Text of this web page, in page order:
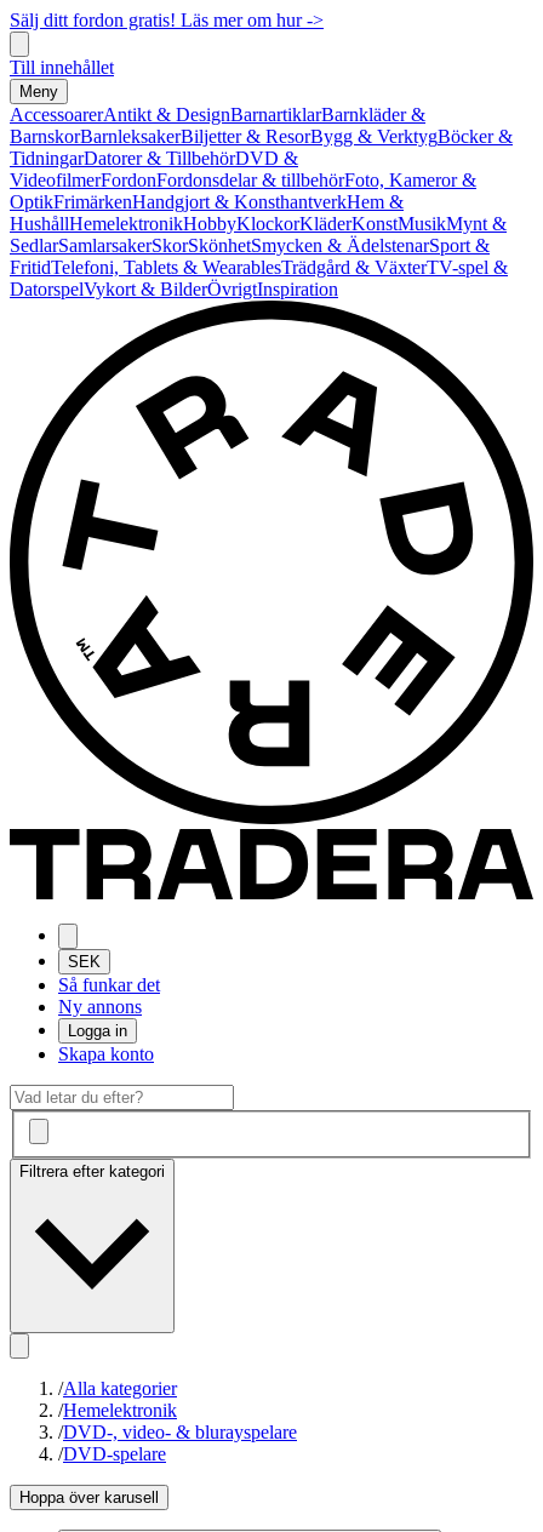
Sälj ditt fordon gratis! Läs mer om hur ->
Till innehållet
Meny
AccessoarerAntikt & DesignBarnartiklarBarnkläder &
BarnskorBarnleksakerBiljetter & ResorBygg & VerktygBöcker &
TidningarDatorer & TillbehörDVD &
VideofilmerFordonFordonsdelar & tillbehörFoto, Kameror &
OptikFrimärkenHandgjort & KonsthantverkHem &
HushållHemelektronikHobbyKlockorKläderKonstMusikMynt &
SedlarSamlarsakerSkorSkönhetSmycken & ÄdelstenarSport &
FritidTelefoni, Tablets & WearablesTrädgård & VäxterTV-spel &
DatorspelVykort & BilderÖvrigtInspiration
SEK
Så funkar det
Ny annons
Logga in
Skapa konto
Filtrera efter kategori
/Alla kategorier
/Hemelektronik
/DVD-, video- & blurayspelare
/DVD-spelare
Hoppa över karusell